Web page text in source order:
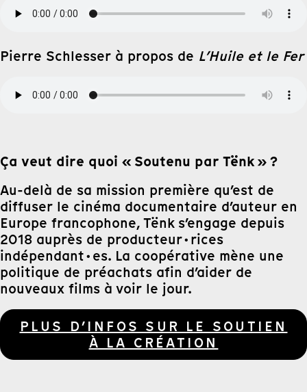
Pierre Schlesser à propos de L’Huile et le Fer
Ça veut dire quoi « Soutenu par Tënk » ?
Au-delà de sa mission première qu’est de
diffuser le cinéma documentaire d’auteur en
Europe francophone, Tënk s’engage depuis
2018 auprès de producteur·rices
indépendant·es. La coopérative mène une
politique de préachats afin d’aider de
nouveaux films à voir le jour.
PLUS D’INFOS SUR LE SOUTIEN
À LA CRÉATION